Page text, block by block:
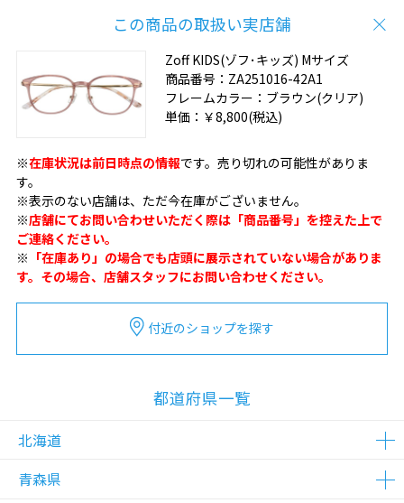
この商品の取扱い実店舗
Zoff KIDS(ゾフ･キッズ) Mサイズ
商品番号： ZA251016-42A1
フレームカラー： ブラウン(クリア)
単価： ￥8,800(税込)
※在庫状況は前日時点の情報です。売り切れの可能性がありま
す。
※表示のない店舗は、ただ今在庫がございません。
※店舗にてお問い合わせいただく際は「商品番号」を控えた上で
ご連絡ください。
※ 「在庫あり」の場合でも店頭に展示されていない場合がありま
す。その場合、店舗スタッフにお問い合わせください。
付近のショップを探す
都道府県一覧
北海道
青森県